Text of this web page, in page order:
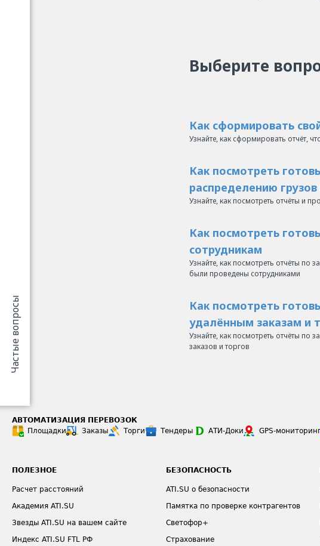
Частые вопросы
Выберите
Как сформировать
Узнайте, как сформировать отчёт,
Как посмотреть
распределению
Узнайте, как посмотреть отчёты и
Как посмотреть
сотрудникам
Узнайте, как посмотреть отчёты по
были проведены сотрудниками
Как посмотреть
удалённым заказам и
Узнайте, как посмотреть отчёты по
заказов и торгов
АВТОМАТИЗАЦИЯ ПЕРЕВОЗОК
Площадки
Заказы Торги Тендеры АТИ-Доки GPS-
ПОЛЕЗНОЕ
Расчет расстояний
Академия ATI.SU
Звезды ATI.SU на вашем сайте
Индекс ATI.SU FTL РФ
БЕЗОПАСНОСТЬ
ATI.SU о безопасности
Памятка по проверке контрагентов
Светофор+
Страхование